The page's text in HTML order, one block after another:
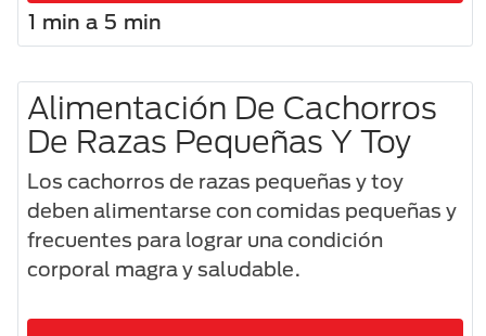
1 min a 5 min
Alimentación De Cachorros
De Razas Pequeñas Y Toy
Los cachorros de razas pequeñas y toy
deben alimentarse con comidas pequeñas y
frecuentes para lograr una condición
corporal magra y saludable.